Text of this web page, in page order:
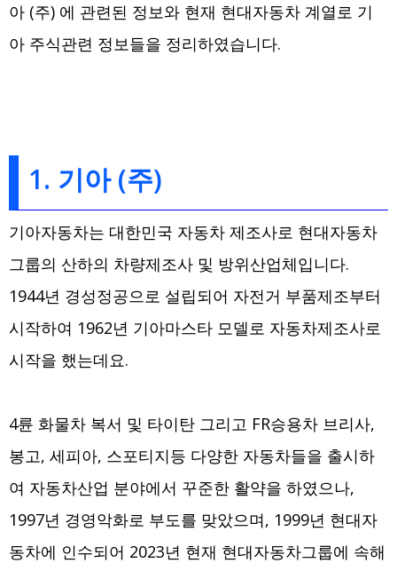
아 (주) 에 관련된 정보와 현재 현대자동차 계열로 기
아 주식관련 정보들을 정리하였습니다.
1. 기아 (주)
기아자동차는 대한민국 자동차 제조사로 현대자동차
그룹의 산하의 차량제조사 및 방위산업체입니다.
1944년 경성정공으로 설립되어 자전거 부품제조부터
시작하여 1962년 기아마스타 모델로 자동차제조사로
시작을 했는데요.
4륜 화물차 복서 및 타이탄 그리고 FR승용차 브리사,
봉고, 세피아, 스포티지등 다양한 자동차들을 출시하
여 자동차산업 분야에서 꾸준한 활약을 하였으나,
1997년 경영악화로 부도를 맞았으며, 1999년 현대자
동차에 인수되어 2023년 현재 현대자동차그룹에 속해